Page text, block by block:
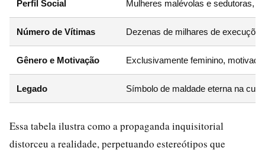
Perfil Social Mulheres malévolas e sedutoras,
Número de Vítimas Dezenas de milhares de
Gênero e Motivação Exclusivamente feminino,
Legado Símbolo de maldade eterna na
Essa tabela ilustra como a propaganda inquisitorial
distorceu a realidade, perpetuando estereótipos que